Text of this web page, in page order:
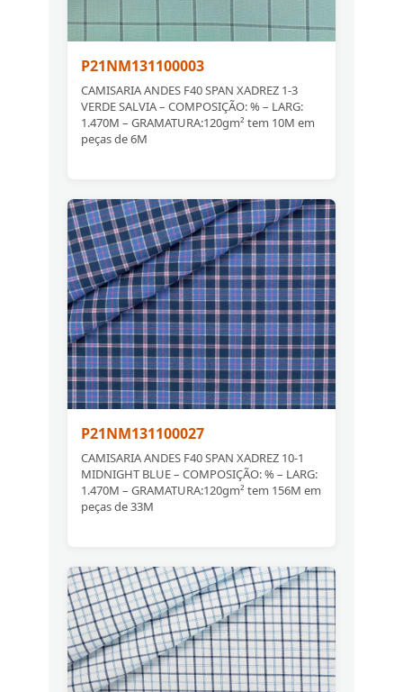
P21NM131100003
CAMISARIA ANDES F40 SPAN XADREZ 1-3
VERDE SALVIA – COMPOSIÇÃO: % – LARG:
1.470M – GRAMATURA:120gm² tem 10M em
peças de 6M
P21NM131100027
CAMISARIA ANDES F40 SPAN XADREZ 10-1
MIDNIGHT BLUE – COMPOSIÇÃO: % – LARG:
1.470M – GRAMATURA:120gm² tem 156M em
peças de 33M